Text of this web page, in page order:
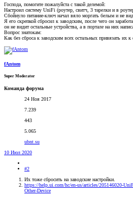
Господа, помогите пожалуйста с такой делемой:
Настроил систему UniFi (роутер, свитч, 3 тарелки и в
Сбойнуло питание-ключ начал вяло моргать белым и не
Я его скрепкой сбросил к заводским, после чего он
он не видит остальные устройства, а в портале на них
Вопрос знатокам:
Как без сброса к заводским всех остальных привязать их
fAntom
Super Moderator
Команда форума
24 Ноя 2017
7.239
443
5.065
ubnt.su
10 Июл 2020
#2
Их тоже сбросить на заводские настройки.
https://help.ui.com/hc/en-us/articles/205146020-
Other-Device